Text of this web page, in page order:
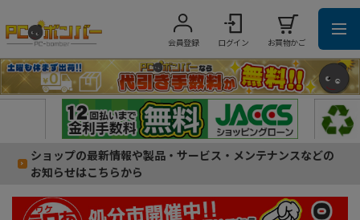
会員登録 ログイン お買物かご
ショップの最新情報や製品・サービス・メンテナンスなどの
お知らせはこちらから